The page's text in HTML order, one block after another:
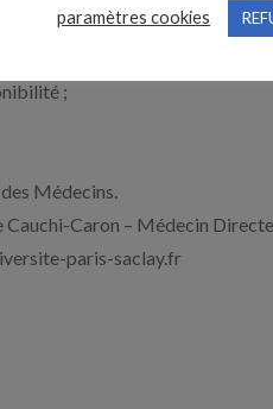
;
Médecins.
Caron – Médecin
paris-saclay.fr
paramètres cookies